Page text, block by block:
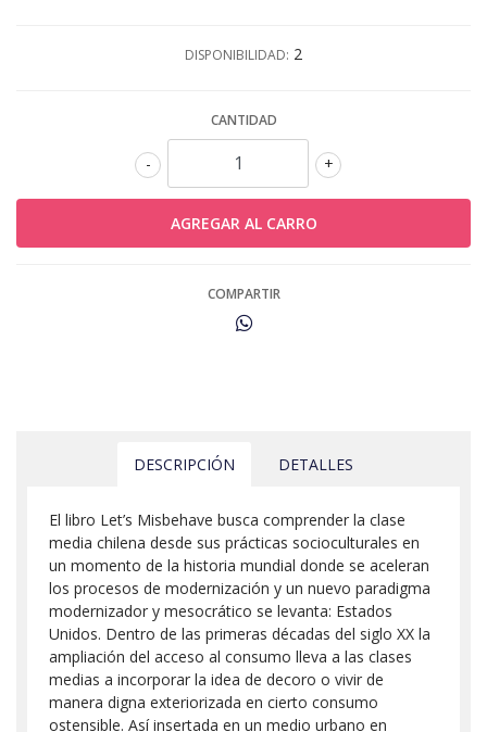
DISPONIBILIDAD: 2
CANTIDAD
+
-
COMPARTIR
DESCRIPCIÓN DETALLES
El libro Let’s Misbehave busca comprender la clase
media chilena desde sus prácticas socioculturales en
un momento de la historia mundial donde se aceleran
los procesos de modernización y un nuevo paradigma
modernizador y mesocrático se levanta: Estados
Unidos. Dentro de las primeras décadas del siglo XX la
ampliación del acceso al consumo lleva a las clases
medias a incorporar la idea de decoro o vivir de
manera digna exteriorizada en cierto consumo
ostensible. Así insertada en un medio urbano en